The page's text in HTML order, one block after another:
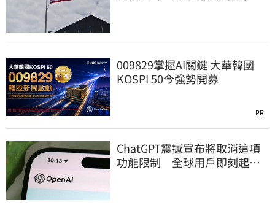
009829掌握AI關鍵 大華韓國
KOSPI 50今強勢開募
PR
ChatGPT震撼宣布將取消這項
功能限制 全球用戶即刻起